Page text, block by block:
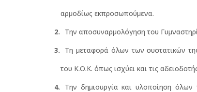
αρμοδίως εκπροσωπούμενα.
Την αποσυναρμολόγηση του
Τη μεταφορά όλων των συστατικών
του Κ.Ο.Κ. όπως ισχύει και τις
Την δημιουργία και υλοποίηση